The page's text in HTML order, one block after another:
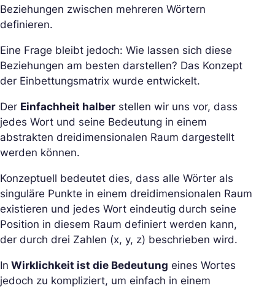
Beziehungen zwischen mehreren Wörtern
definieren.
Eine Frage bleibt jedoch: Wie lassen sich diese
Beziehungen am besten darstellen? Das Konzept
der Einbettungsmatrix wurde entwickelt.
Der Einfachheit halber stellen wir uns vor, dass
jedes Wort und seine Bedeutung in einem
abstrakten dreidimensionalen Raum dargestellt
werden können.
Konzeptuell bedeutet dies, dass alle Wörter als
singuläre Punkte in einem dreidimensionalen Raum
existieren und jedes Wort eindeutig durch seine
Position in diesem Raum definiert werden kann,
der durch drei Zahlen (x, y, z) beschrieben wird.
In Wirklichkeit ist die Bedeutung eines Wortes
jedoch zu kompliziert, um einfach in einem